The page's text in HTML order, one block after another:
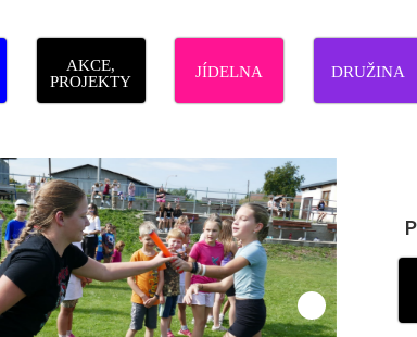
AKCE,
PROJEKTY
JÍDELNA DRUŽINA